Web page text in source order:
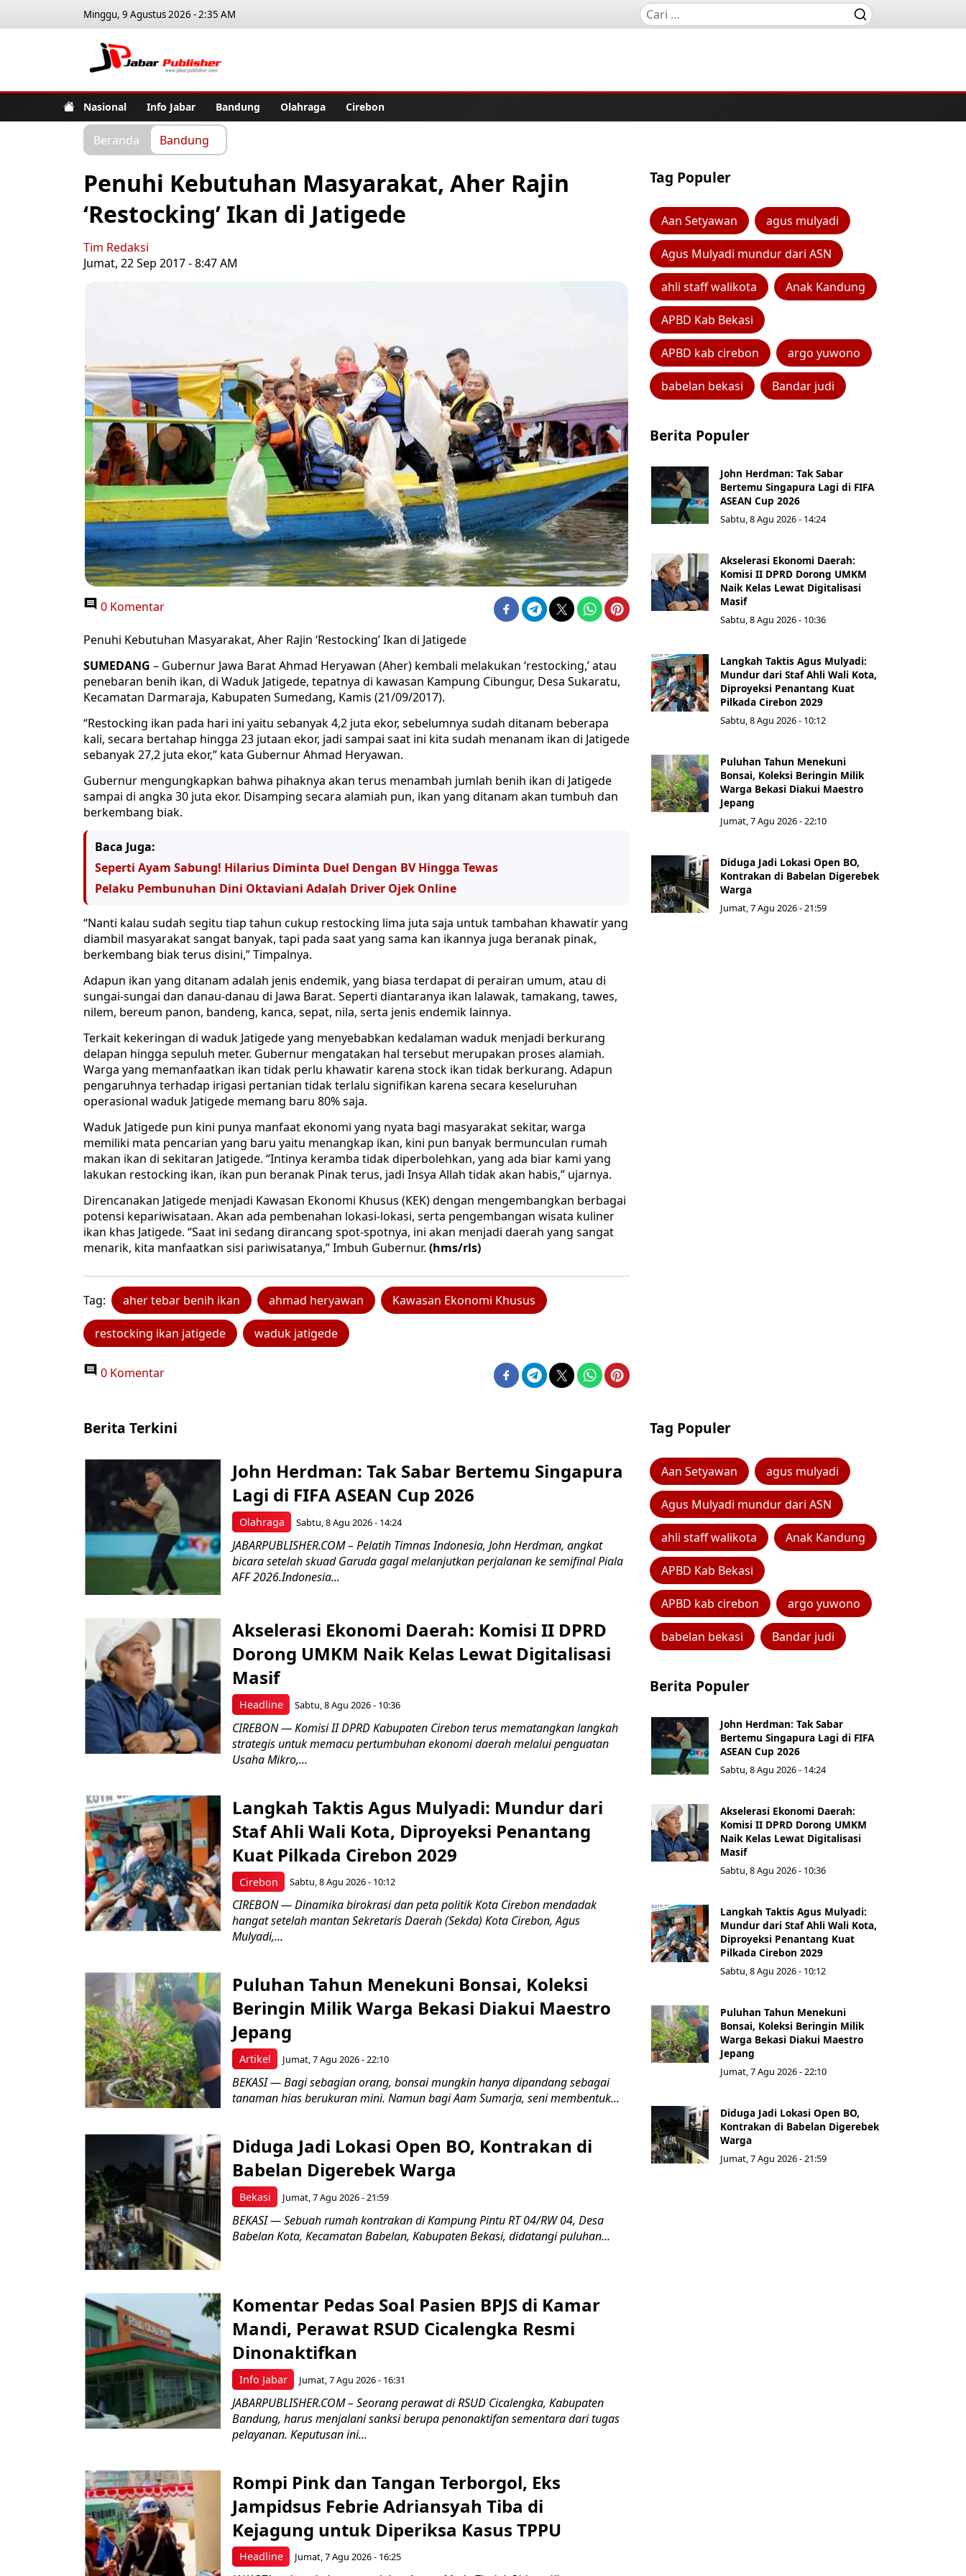
Minggu, 9 Agustus 2026 - 2:35 AM
Nasional Info Jabar Bandung Olahraga Cirebon
Beranda Bandung
Penuhi Kebutuhan Masyarakat, Aher Rajin
‘Restocking’ Ikan di Jatigede
Tim Redaksi
Jumat, 22 Sep 2017 - 8:47 AM
0 Komentar
Penuhi Kebutuhan Masyarakat, Aher Rajin ‘Restocking’ Ikan di Jatigede
SUMEDANG – Gubernur Jawa Barat Ahmad Heryawan (Aher) kembali melakukan ‘restocking,’ atau
penebaran benih ikan, di Waduk Jatigede, tepatnya di kawasan Kampung Cibungur, Desa Sukaratu,
Kecamatan Darmaraja, Kabupaten Sumedang, Kamis (21/09/2017).
“Restocking ikan pada hari ini yaitu sebanyak 4,2 juta ekor, sebelumnya sudah ditanam beberapa
kali, secara bertahap hingga 23 jutaan ekor, jadi sampai saat ini kita sudah menanam ikan di Jatigede
sebanyak 27,2 juta ekor,” kata Gubernur Ahmad Heryawan.
Gubernur mengungkapkan bahwa pihaknya akan terus menambah jumlah benih ikan di Jatigede
sampai di angka 30 juta ekor. Disamping secara alamiah pun, ikan yang ditanam akan tumbuh dan
berkembang biak.
Baca Juga:
Seperti Ayam Sabung! Hilarius Diminta Duel Dengan BV Hingga Tewas
Pelaku Pembunuhan Dini Oktaviani Adalah Driver Ojek Online
“Nanti kalau sudah segitu tiap tahun cukup restocking lima juta saja untuk tambahan khawatir yang
diambil masyarakat sangat banyak, tapi pada saat yang sama kan ikannya juga beranak pinak,
berkembang biak terus disini,” Timpalnya.
Adapun ikan yang ditanam adalah jenis endemik, yang biasa terdapat di perairan umum, atau di
sungai-sungai dan danau-danau di Jawa Barat. Seperti diantaranya ikan lalawak, tamakang, tawes,
nilem, bereum panon, bandeng, kanca, sepat, nila, serta jenis endemik lainnya.
Terkait kekeringan di waduk Jatigede yang menyebabkan kedalaman waduk menjadi berkurang
delapan hingga sepuluh meter. Gubernur mengatakan hal tersebut merupakan proses alamiah.
Warga yang memanfaatkan ikan tidak perlu khawatir karena stock ikan tidak berkurang. Adapun
pengaruhnya terhadap irigasi pertanian tidak terlalu signifikan karena secara keseluruhan
operasional waduk Jatigede memang baru 80% saja.
Waduk Jatigede pun kini punya manfaat ekonomi yang nyata bagi masyarakat sekitar, warga
memiliki mata pencarian yang baru yaitu menangkap ikan, kini pun banyak bermunculan rumah
makan ikan di sekitaran Jatigede. “Intinya keramba tidak diperbolehkan, yang ada biar kami yang
lakukan restocking ikan, ikan pun beranak Pinak terus, jadi Insya Allah tidak akan habis,” ujarnya.
Direncanakan Jatigede menjadi Kawasan Ekonomi Khusus (KEK) dengan mengembangkan berbagai
potensi kepariwisataan. Akan ada pembenahan lokasi-lokasi, serta pengembangan wisata kuliner
ikan khas Jatigede. “Saat ini sedang dirancang spot-spotnya, ini akan menjadi daerah yang sangat
menarik, kita manfaatkan sisi pariwisatanya,” Imbuh Gubernur. (hms/rls)
Tag: aher tebar benih ikan ahmad heryawan Kawasan Ekonomi Khusus
restocking ikan jatigede waduk jatigede
0 Komentar
Tag Populer
Aan Setyawan agus mulyadi
Agus Mulyadi mundur dari ASN
ahli staff walikota Anak Kandung
APBD Kab Bekasi
APBD kab cirebon argo yuwono
babelan bekasi Bandar judi
Berita Populer
John Herdman: Tak Sabar
Bertemu Singapura Lagi di FIFA
ASEAN Cup 2026
Sabtu, 8 Agu 2026 - 14:24
Akselerasi Ekonomi Daerah:
Komisi II DPRD Dorong UMKM
Naik Kelas Lewat Digitalisasi
Masif
Sabtu, 8 Agu 2026 - 10:36
Langkah Taktis Agus Mulyadi:
Mundur dari Staf Ahli Wali Kota,
Diproyeksi Penantang Kuat
Pilkada Cirebon 2029
Sabtu, 8 Agu 2026 - 10:12
Puluhan Tahun Menekuni
Bonsai, Koleksi Beringin Milik
Warga Bekasi Diakui Maestro
Jepang
Jumat, 7 Agu 2026 - 22:10
Diduga Jadi Lokasi Open BO,
Kontrakan di Babelan Digerebek
Warga
Jumat, 7 Agu 2026 - 21:59
Berita Terkini
Olahraga
John Herdman: Tak Sabar Bertemu Singapura
Lagi di FIFA ASEAN Cup 2026
Sabtu, 8 Agu 2026 - 14:24
JABARPUBLISHER.COM – Pelatih Timnas Indonesia, John Herdman, angkat
bicara setelah skuad Garuda gagal melanjutkan perjalanan ke semifinal Piala
AFF 2026.Indonesia...
Headline
Akselerasi Ekonomi Daerah: Komisi II DPRD
Dorong UMKM Naik Kelas Lewat Digitalisasi
Masif
Sabtu, 8 Agu 2026 - 10:36
CIREBON — Komisi II DPRD Kabupaten Cirebon terus mematangkan langkah
strategis untuk memacu pertumbuhan ekonomi daerah melalui penguatan
Usaha Mikro,...
Cirebon
Langkah Taktis Agus Mulyadi: Mundur dari
Staf Ahli Wali Kota, Diproyeksi Penantang
Kuat Pilkada Cirebon 2029
Sabtu, 8 Agu 2026 - 10:12
CIREBON — Dinamika birokrasi dan peta politik Kota Cirebon mendadak
hangat setelah mantan Sekretaris Daerah (Sekda) Kota Cirebon, Agus
Mulyadi,...
Artikel
Puluhan Tahun Menekuni Bonsai, Koleksi
Beringin Milik Warga Bekasi Diakui Maestro
Jepang
Jumat, 7 Agu 2026 - 22:10
BEKASI — Bagi sebagian orang, bonsai mungkin hanya dipandang sebagai
tanaman hias berukuran mini. Namun bagi Aam Sumarja, seni membentuk...
Bekasi
Diduga Jadi Lokasi Open BO, Kontrakan di
Babelan Digerebek Warga
Jumat, 7 Agu 2026 - 21:59
BEKASI — Sebuah rumah kontrakan di Kampung Pintu RT 04/RW 04, Desa
Babelan Kota, Kecamatan Babelan, Kabupaten Bekasi, didatangi puluhan...
Info Jabar
Komentar Pedas Soal Pasien BPJS di Kamar
Mandi, Perawat RSUD Cicalengka Resmi
Dinonaktifkan
Jumat, 7 Agu 2026 - 16:31
JABARPUBLISHER.COM – Seorang perawat di RSUD Cicalengka, Kabupaten
Bandung, harus menjalani sanksi berupa penonaktifan sementara dari tugas
pelayanan. Keputusan ini...
Headline
Rompi Pink dan Tangan Terborgol, Eks
Jampidsus Febrie Adriansyah Tiba di
Kejagung untuk Diperiksa Kasus TPPU
Jumat, 7 Agu 2026 - 16:25
Tag Populer
Aan Setyawan agus mulyadi
Agus Mulyadi mundur dari ASN
ahli staff walikota Anak Kandung
APBD Kab Bekasi
APBD kab cirebon argo yuwono
babelan bekasi Bandar judi
Berita Populer
John Herdman: Tak Sabar
Bertemu Singapura Lagi di FIFA
ASEAN Cup 2026
Sabtu, 8 Agu 2026 - 14:24
Akselerasi Ekonomi Daerah:
Komisi II DPRD Dorong UMKM
Naik Kelas Lewat Digitalisasi
Masif
Sabtu, 8 Agu 2026 - 10:36
Langkah Taktis Agus Mulyadi:
Mundur dari Staf Ahli Wali Kota,
Diproyeksi Penantang Kuat
Pilkada Cirebon 2029
Sabtu, 8 Agu 2026 - 10:12
Puluhan Tahun Menekuni
Bonsai, Koleksi Beringin Milik
Warga Bekasi Diakui Maestro
Jepang
Jumat, 7 Agu 2026 - 22:10
Diduga Jadi Lokasi Open BO,
Kontrakan di Babelan Digerebek
Warga
Jumat, 7 Agu 2026 - 21:59